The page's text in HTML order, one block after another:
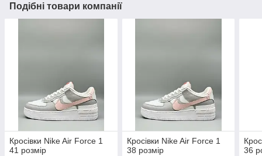
Подібні товари компанії
Кросівки Nike Air Force 1
41 розмір
Кросівки Nike Air Force 1
38 розмір
36